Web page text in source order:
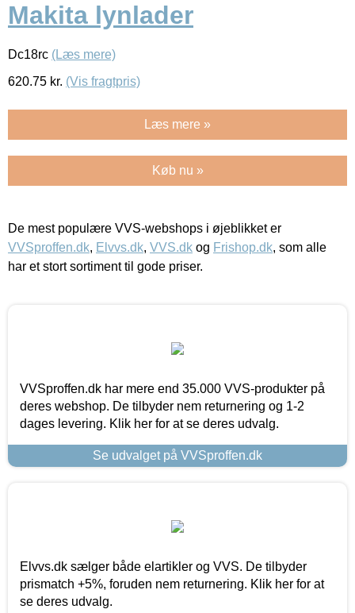
Makita lynlader
Dc18rc (Læs mere)
620.75 kr. (Vis fragtpris)
Læs mere »
Køb nu »
De mest populære VVS-webshops i øjeblikket er
VVSproffen.dk, Elvvs.dk, VVS.dk og Frishop.dk, som alle
har et stort sortiment til gode priser.
VVSproffen.dk har mere end 35.000 VVS-produkter på
deres webshop. De tilbyder nem returnering og 1-2
dages levering. Klik her for at se deres udvalg.
Se udvalget på VVSproffen.dk
Elvvs.dk sælger både elartikler og VVS. De tilbyder
prismatch +5%, foruden nem returnering. Klik her for at
se deres udvalg.